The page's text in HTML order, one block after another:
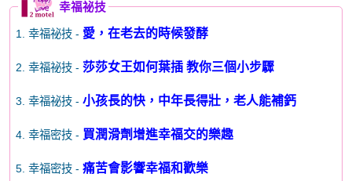
幸福祕技
1. 幸福祕技 - 愛，在老去的時候發酵
2. 幸福祕技 - 莎莎女王如何葉插 教你三個小步驟
3. 幸福祕技 - 小孩長的快，中年長得壯，老人能補鈣
4. 幸福密技 - 買潤滑劑增進幸福交的樂趣
5. 幸福密技 - 痛苦會影響幸福和歡樂